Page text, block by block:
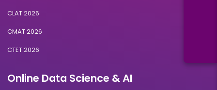
CLAT 2026
CMAT 2026
CTET 2026
Online Data Science & AI